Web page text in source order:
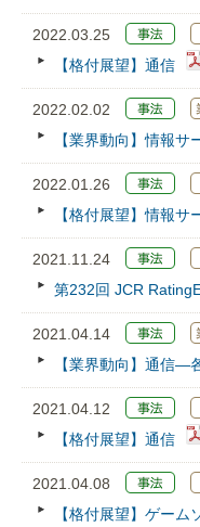
2022.03.25
【格付展望】通信
2022.02.02
【業界動向】情報
2022.01.26
【格付展望】情報サ
2021.11.24
第232回 JCR
2021.04.14
【業界動向】通信―
2021.04.12
【格付展望】通信
2021.04.08
【格付展望】ゲーム